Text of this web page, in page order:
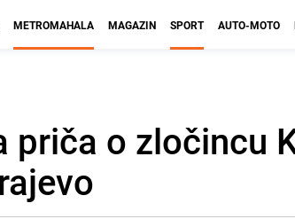
METROMAHALA MAGAZIN SPORT AUTO-MOTO
priča o zločincu